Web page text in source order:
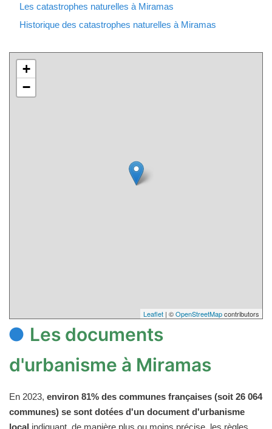
Les catastrophes naturelles à Miramas
Historique des catastrophes naturelles à Miramas
+
−
Leaflet | ©OpenStreetMapcontributors
Les documents
d'urbanisme à Miramas
En 2023, environ 81% des communes françaises (soit 26 064
communes) se sont dotées d'un document d'urbanisme
local indiquant, de manière plus ou moins précise, les règles